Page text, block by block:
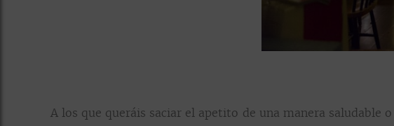
A los que queráis saciar el apetito de una manera saludable